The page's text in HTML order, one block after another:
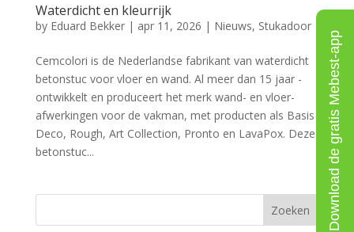
Waterdicht en kleurrijk
by Eduard Bekker| apr 11, 2026 | Nieuws, Stukadoor
Cemcolori is de Nederlandse fabrikant van waterdicht
betonstuc voor vloer en wand. Al meer dan 15 jaar ­
ontwikkelt en produceert het merk wand- en vloer­
afwerkingen voor de vakman, met producten als Basis
Deco, Rough, Art Collection, Pronto en LavaPox. Deze
betonstuc...
Download de gratis Mebest-app